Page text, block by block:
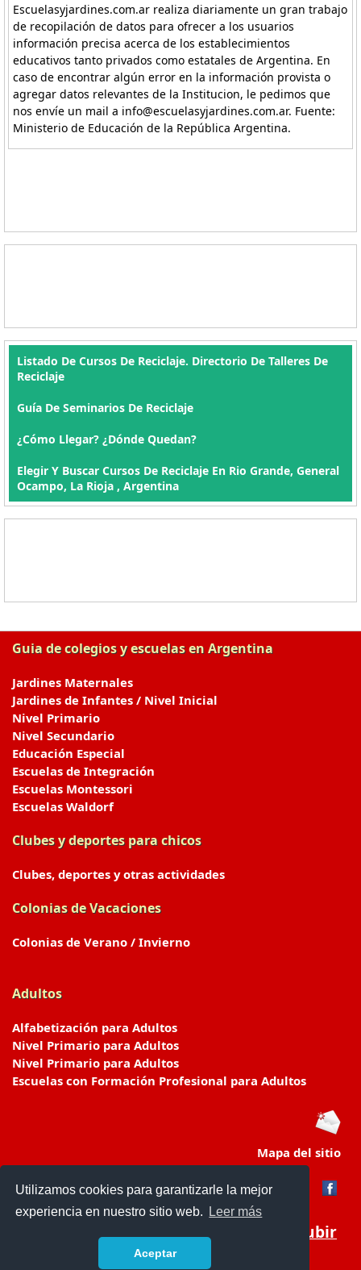
Utilizamos cookies para garantizarle la mejor
experiencia en nuestro sitio web.
Leer más
Aceptar
Escuelasyjardines.com.ar realiza diariamente un gran trabajo
de recopilación de datos para ofrecer a los usuarios
información precisa acerca de los establecimientos
educativos tanto privados como estatales de Argentina. En
caso de encontrar algún error en la información provista o
agregar datos relevantes de la Institucion, le pedimos que
nos envíe un mail a info@escuelasyjardines.com.ar. Fuente:
Ministerio de Educación de la República Argentina.
Listado De Cursos De Reciclaje. Directorio De Talleres De
Reciclaje
Guía De Seminarios De Reciclaje
¿Cómo Llegar? ¿Dónde Quedan?
Elegir Y Buscar Cursos De Reciclaje En Rio Grande, General
Ocampo, La Rioja , Argentina
Guia de colegios y escuelas en Argentina
Jardines Maternales
Jardines de Infantes / Nivel Inicial
Nivel Primario
Nivel Secundario
Educación Especial
Escuelas de Integración
Escuelas Montessori
Escuelas Waldorf
Clubes y deportes para chicos
Clubes, deportes y otras actividades
Colonias de Vacaciones
Colonias de Verano / Invierno
Adultos
Alfabetización para Adultos
Nivel Primario para Adultos
Nivel Primario para Adultos
Escuelas con Formación Profesional para Adultos
Mapa del sitio
Subir